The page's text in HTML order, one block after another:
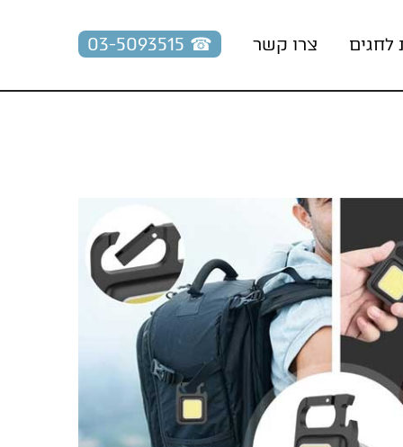
לחגים צרו קשר ☎︎ 03-5093515